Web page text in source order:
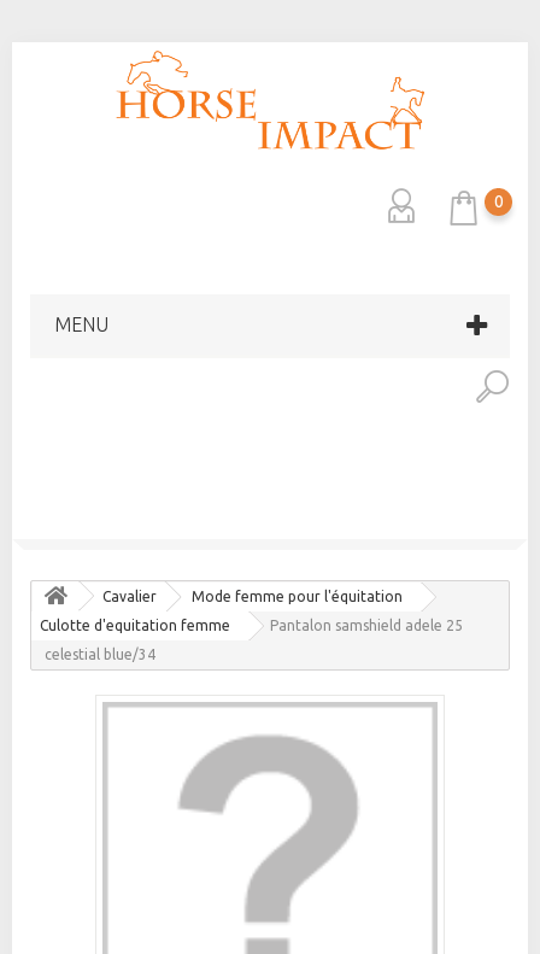
0
MENU
Cavalier
Mode femme pour l'équitation
Culotte d'equitation femme
Pantalon samshield adele 25
celestial blue/34